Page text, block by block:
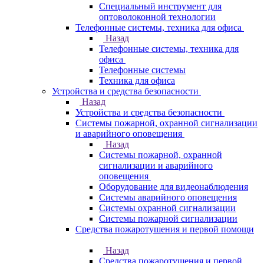
Специальный инструмент для
оптоволоконной технологии
Телефонные системы, техника для офиса
Назад
Телефонные системы, техника для
офиса
Телефонные системы
Техника для офиса
Устройства и средства безопасности
Назад
Устройства и средства безопасности
Системы пожарной, охранной сигнализации
и аварийного оповещения
Назад
Системы пожарной, охранной
сигнализации и аварийного
оповещения
Оборудование для видеонаблюдения
Системы аварийного оповещения
Системы охранной сигнализации
Системы пожарной сигнализации
Средства пожаротушения и первой помощи
Назад
Средства пожаротушения и первой